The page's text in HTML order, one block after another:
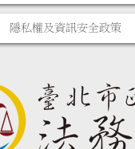
隱私權及資訊安全政策